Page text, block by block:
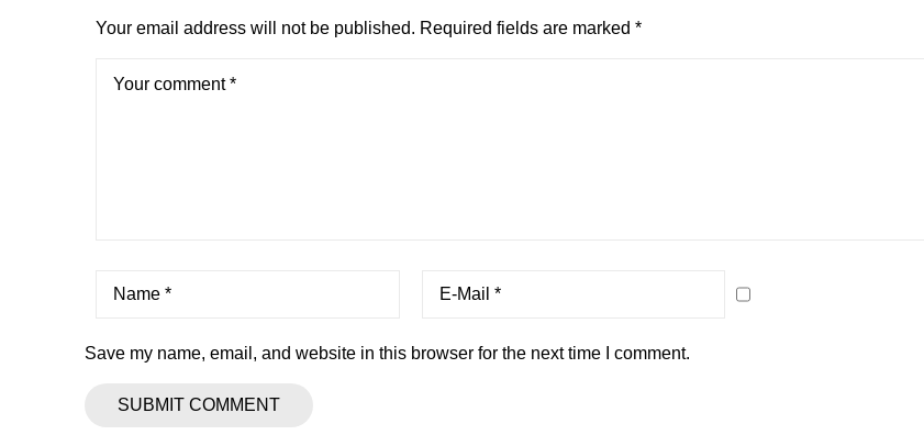
Your email address will not be published. Required fields are marked *
Save my name, email, and website in this browser for the next time I comment.